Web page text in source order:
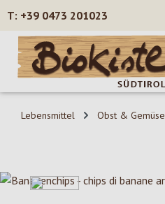
Zum Hauptinhalt springen
+39 0473 201023
Lebensmittel Obst & Gemüse
Bildergalerie überspringen